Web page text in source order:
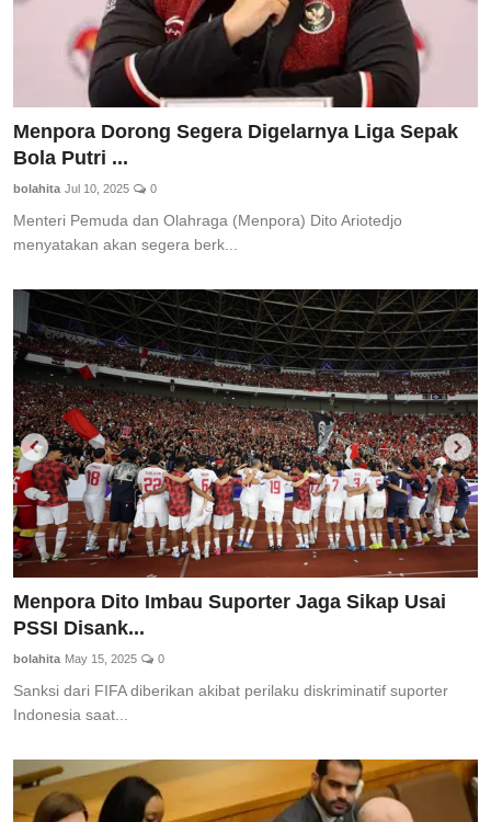
Menpora Dorong Segera Digelarnya Liga Sepak
Bola Putri ...
bolahita Jul 10, 2025 0
Menteri Pemuda dan Olahraga (Menpora) Dito Ariotedjo
menyatakan akan segera berk...
Menpora Dito Imbau Suporter Jaga Sikap Usai
PSSI Disank...
bolahita May 15, 2025 0
Sanksi dari FIFA diberikan akibat perilaku diskriminatif suporter
Indonesia saat...